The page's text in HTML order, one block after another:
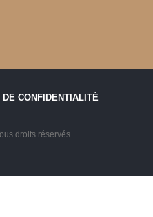
DE CONFIDENTIALITÉ
droits réservés